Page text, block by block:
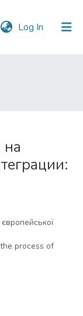
Log In (current)
на
process of